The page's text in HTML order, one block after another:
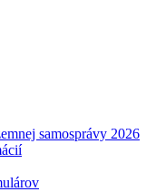
samosprávy 2026